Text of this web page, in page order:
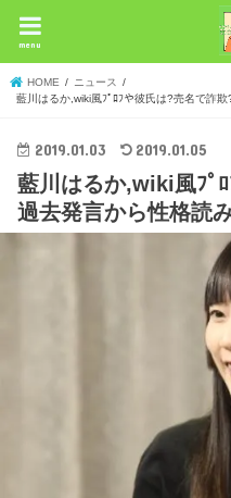
menu
HOME
ニュース
藍川はるか,wiki風ﾌﾟﾛﾌや彼氏は?売名で詐
2019.01.03 2019.01.05
藍川はるか,wiki風ﾌﾟ
過去発言から性格読